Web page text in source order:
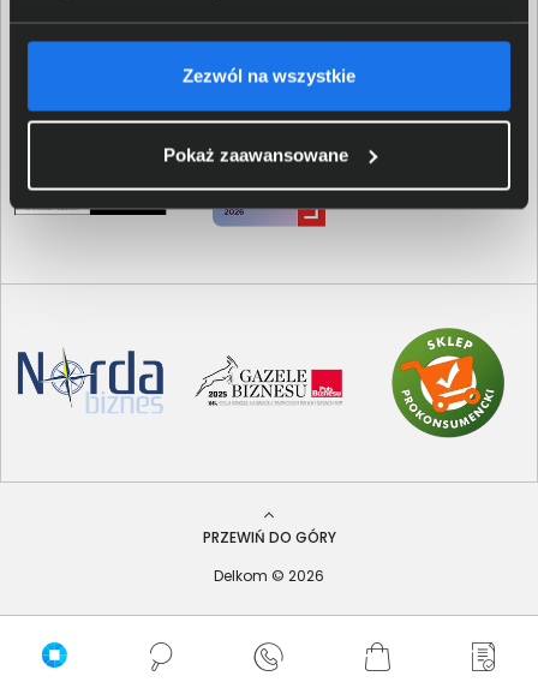
Zezwól na wszystkie
Pokaż zaawansowane
PRZEWIŃ DO GÓRY
Delkom © 2026